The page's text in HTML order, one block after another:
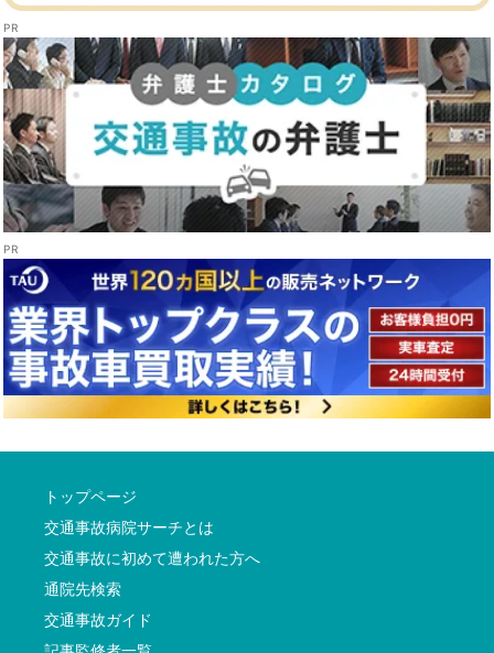
トップページ
交通事故病院サーチとは
交通事故に初めて遭われた方へ
通院先検索
交通事故ガイド